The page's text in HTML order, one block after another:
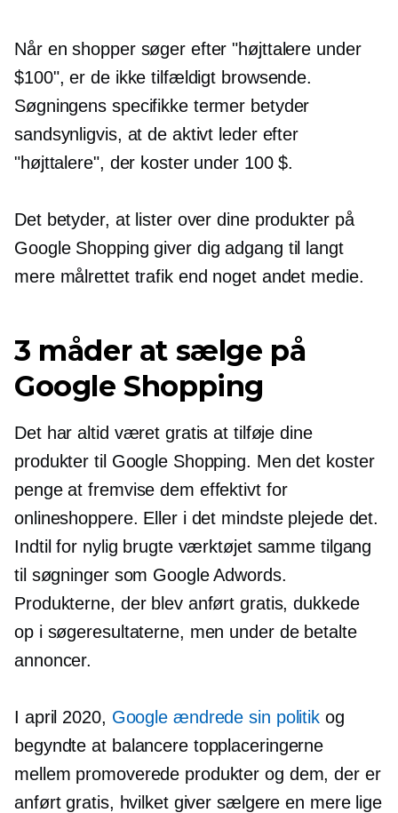
Når en shopper søger efter "højttalere under
$100", er de ikke tilfældigt browsende.
Søgningens specifikke termer betyder
sandsynligvis, at de aktivt leder efter
"højttalere", der koster under 100 $.
Det betyder, at lister over dine produkter på
Google Shopping giver dig adgang til langt
mere målrettet trafik end noget andet medie.
3 måder at sælge på
Google Shopping
Det har altid været gratis at tilføje dine
produkter til Google Shopping. Men det koster
penge at fremvise dem effektivt for
onlineshoppere. Eller i det mindste plejede det.
Indtil for nylig brugte værktøjet samme tilgang
til søgninger som Google Adwords.
Produkterne, der blev anført gratis, dukkede
op i søgeresultaterne, men under de betalte
annoncer.
I april 2020, Google ændrede sin politik og
begyndte at balancere topplaceringerne
mellem promoverede produkter og dem, der er
anført gratis, hvilket giver sælgere en mere lige